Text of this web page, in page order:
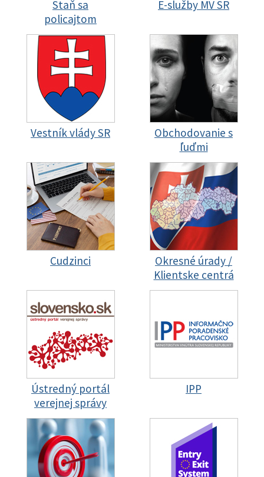
Staň sa
policajtom
E-služby MV SR
Vestník vlády SR
Obchodovanie s
ľuďmi
Cudzinci
Okresné úrady /
Klientske centrá
Ústredný portál
verejnej správy
IPP